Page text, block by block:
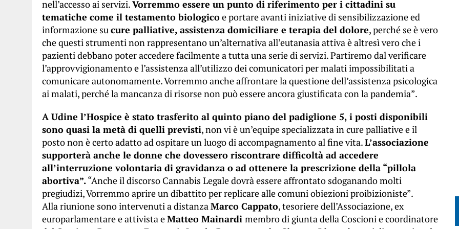
nell’accesso ai servizi.Vorremmo essere un punto di riferimento per i cittadini su
tematiche come il testamento biologicoe portare avanti iniziative di sensibilizzazione ed
informazione sucure palliative, assistenza domiciliare e terapia del dolore, perché se è vero
che questi strumenti non rappresentano un’alternativa all’eutanasia attiva è altresì vero che i
pazienti debbano poter accedere facilmente a tutta una serie di servizi. Partiremo dal verificare
l’approvvigionamento e l’assistenza all’utilizzo dei comunicatori per malati impossibilitati a
comunicare autonomamente. Vorremmo anche affrontare la questione dell’assistenza psicologica
ai malati, perché la mancanza di risorse non può essere ancora giustificata con la pandemia”.
A Udine l’Hospice è stato trasferito al quinto piano del padiglione 5, i posti disponibili
sono quasi la metà di quelli previsti, non vi è un’equipe specializzata in cure palliative e il
posto non è certo adatto ad ospitare un luogo di accompagnamento al fine vita.L’associazione
supporterà anche le donne che dovessero riscontrare difficoltà ad accedere
all’interruzione volontaria di gravidanza o ad ottenere la prescrizione della “pillola
abortiva”.“Anche il discorso Cannabis Legale dovrà essere affrontato sdoganando molti
pregiudizi, Vorremmo aprire un dibattito per replicare alle comuni obiezioni proibizioniste”.
Alla riunione sono intervenuti a distanzaMarco Cappato, tesoriere dell’Associazione, ex
europarlamentare e attivista eMatteo Mainardi membro di giunta della Coscioni e coordinatore